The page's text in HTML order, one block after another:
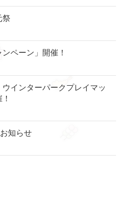
祭
ペーン」開催！
ウインターパークプレイマッ
知らせ